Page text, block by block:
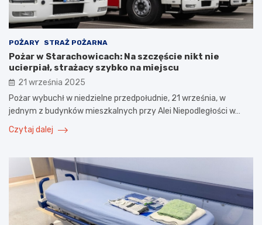
POŻARY STRAŻ POŻARNA
Pożar w Starachowicach: Na szczęście nikt nie
ucierpiał, strażacy szybko na miejscu
21 września 2025
Pożar wybuchł w niedzielne przedpołudnie, 21 września, w
jednym z budynków mieszkalnych przy Alei Niepodległości w…
Czytaj dalej